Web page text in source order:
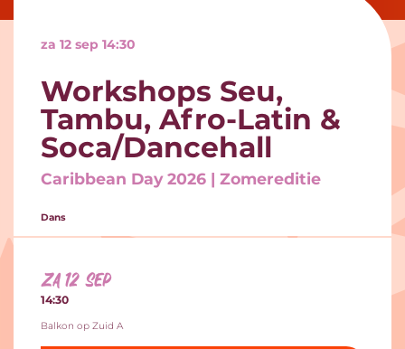
Workshops Seu,
Tambu, Afro-Latin &
Soca/Dancehall
Caribbean Day 2026 | Zomereditie
za 12 sep 14:30
Dans
za 12 sep
14:30
Balkon op Zuid A